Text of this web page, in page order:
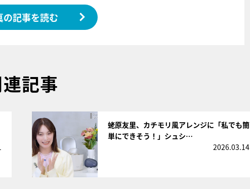
の記事を読む
記事
蛯原友里、カチモリ風アレンジに「私でも簡
単にできそう！」シュシ…
2026.03.14